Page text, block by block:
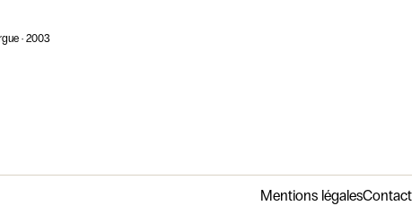
· 2003
Mentions légalesContact